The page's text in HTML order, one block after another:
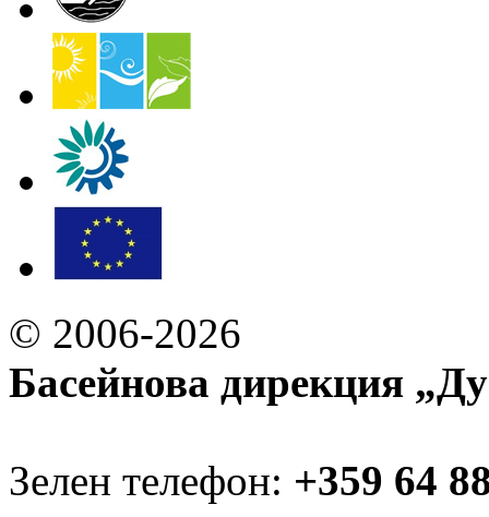
© 2006-2026
Басейнова дирекция
Зелен телефон: +359 64